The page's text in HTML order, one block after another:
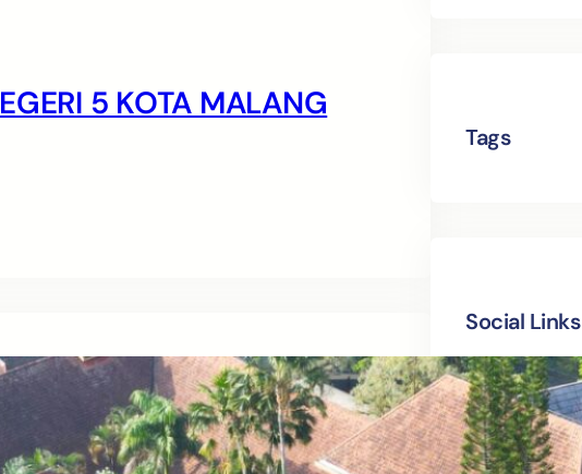
5 KOTA MALANG
Tags
Social Links
Facebook Twitter LinkedIn Instagram